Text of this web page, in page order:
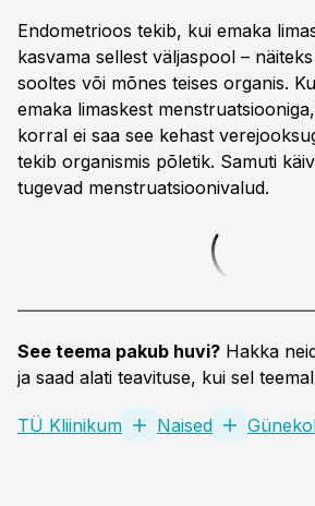
Endometrioos tekib, kui emaka
kasvama sellest väljaspool –
sooltes või mõnes teises organis.
emaka limaskest
korral ei saa see kehast
tekib organismis põletik. Samuti
tugevad menstruatsioonivalud.
See teema pakub huvi? Hakka
ja saad alati teavituse, kui sel
TÜ Kliinikum Naised